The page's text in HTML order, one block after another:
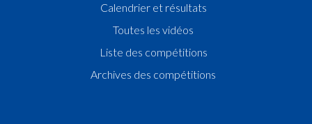
Calendrier et résultats
Toutes les vidéos
Liste des compétitions
Archives des compétitions